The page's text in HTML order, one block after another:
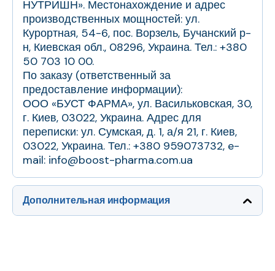
НУТРИШН». Местонахождение и адрес
производственных мощностей: ул.
Курортная, 54-6, пос. Ворзель, Бучанский р-
н, Киевская обл., 08296, Украина. Тел.: +380
50 703 10 00.
По заказу (ответственный за
предоставление информации):
ООО «БУСТ ФАРМА», ул. Васильковская, 30,
г. Киев, 03022, Украина. Адрес для
переписки: ул. Сумская, д. 1, а/я 21, г. Киев,
03022, Украина. Тел.: +380 959073732, e-
mail: info@boost-pharma.com.ua
Дополнительная информация